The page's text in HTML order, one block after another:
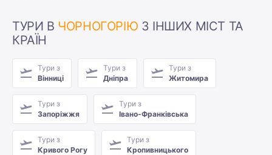
ТУРИ В ЧОРНОГОРІЮ З ІНШИХ МІСТ ТА
КРАЇН
Тури з
Вінниці
Тури з
Дніпра
Тури з
Житомира
Тури з
Запоріжжя
Тури з
Івано-Франківська
Тури з
Кривого Рогу
Тури з
Кропивницького